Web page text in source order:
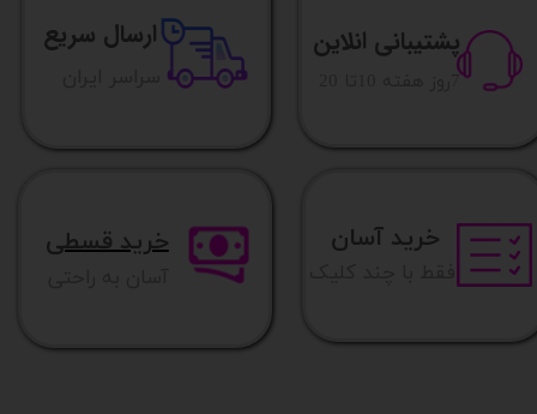
پشتیبانی انلاین
​7روز هفته 10تا 20
ارسال سریع
خرید آسان خرید قسطی